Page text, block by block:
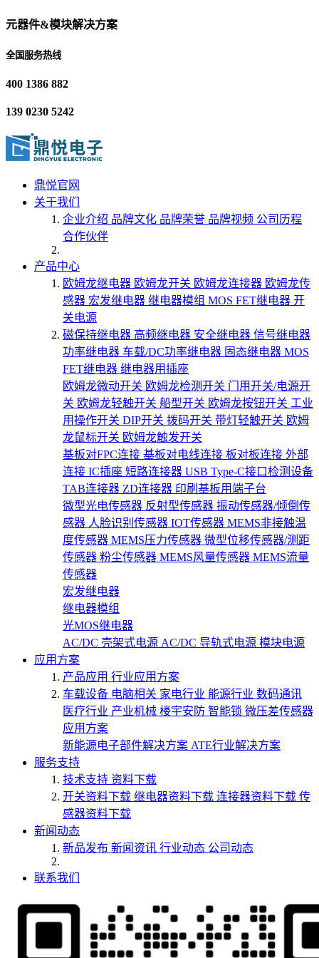
元器件&模块解决方案
全国服务热线
400 1386 882
139 0230 5242
鼎悦官网
关于我们
企业介绍 品牌文化 品牌荣誉 品牌视频 公司历程
合作伙伴
产品中心
欧姆龙继电器 欧姆龙开关 欧姆龙连接器 欧姆龙传
感器 宏发继电器 继电器模组 MOS FET继电器 开
关电源
磁保持继电器 高频继电器 安全继电器 信号继电器
功率继电器 车载/DC功率继电器 固态继电器 MOS
FET继电器 继电器用插座
欧姆龙微动开关 欧姆龙检测开关 门用开关/电源开
关 欧姆龙轻触开关 船型开关 欧姆龙按钮开关 工业
用操作开关 DIP开关 拨码开关 带灯轻触开关 欧姆
龙鼠标开关 欧姆龙触发开关
基板对FPC连接 基板对电线连接 板对板连接 外部
连接 IC插座 短路连接器 USB Type-C接口检测设备
TAB连接器 ZD连接器 印刷基板用端子台
微型光电传感器 反射型传感器 振动传感器/倾倒传
感器 人脸识别传感器 IOT传感器 MEMS非接触温
度传感器 MEMS压力传感器 微型位移传感器/测距
传感器 粉尘传感器 MEMS风量传感器 MEMS流量
传感器
宏发继电器
继电器模组
光MOS继电器
AC/DC 壳架式电源 AC/DC 导轨式电源 模块电源
应用方案
产品应用 行业应用方案
车载设备 电脑相关 家电行业 能源行业 数码通讯
医疗行业 产业机械 楼宇安防 智能锁 微压差传感器
应用方案
新能源电子部件解决方案 ATE行业解决方案
服务支持
技术支持 资料下载
开关资料下载 继电器资料下载 连接器资料下载 传
感器资料下载
新闻动态
新品发布 新闻资讯 行业动态 公司动态
联系我们